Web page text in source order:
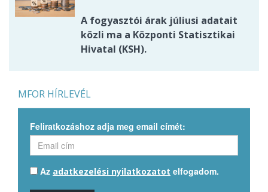
A fogyasztói árak júliusi adatait
közli ma a Központi Statisztikai
Hivatal (KSH).
MFOR HÍRLEVÉL
Feliratkozáshoz adja meg email címét:
Az adatkezelési nyilatkozatot elfogadom.